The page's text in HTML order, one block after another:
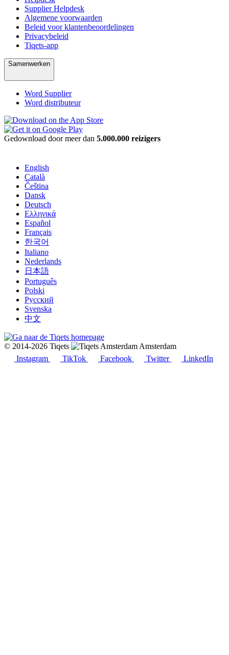
Supplier Helpdesk
Algemene voorwaarden
Beleid voor klantenbeoordelingen
Privacybeleid
Tiqets-app
Samenwerken
Word Supplier
Word distributeur
Gedownload door meer dan 5.000.000 reizigers
English
Català
Čeština
Dansk
Deutsch
Ελληνικά
Español
Français
한국어
Italiano
Nederlands
日本語
Português
Polski
Русский
Svenska
中文
© 2014-2026 Tiqets
Amsterdam
Instagram
TikTok Facebook Twitter LinkedIn